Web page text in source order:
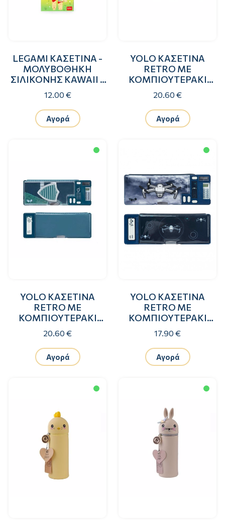
LEGAMI ΚΑΣΕΤΙΝΑ -
ΜΟΛΥΒΟΘΗΚΗ
ΣΙΛΙΚΟΝΗΣ KAWAII 2
ΣΕ 1 GOLDEN
12.00 €
Αγορά
YOLO ΚΑΣΕΤΙΝΑ
RETRO ΜΕ
ΚΟΜΠΙΟΥΤΕΡΑΚΙ
BUTTERFLIES
20.60 €
Αγορά
YOLO ΚΑΣΕΤΙΝΑ
RETRO ΜΕ
ΚΟΜΠΙΟΥΤΕΡΑΚΙ
ARMOR
20.60 €
Αγορά
YOLO ΚΑΣΕΤΙΝΑ
RETRO ΜΕ
ΚΟΜΠΙΟΥΤΕΡΑΚΙ
DRONE
17.90 €
Αγορά